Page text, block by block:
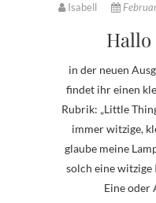
Isabell
in der neuen
findet ihr einen
Rubrik: „Little
immer witzige,
glaube meine
solch eine witzige
Eine oder